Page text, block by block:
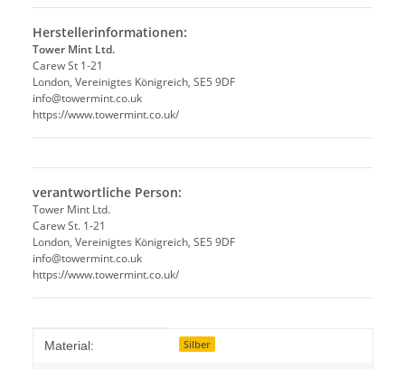
Herstellerinformationen:
Tower Mint Ltd.
Carew St 1-21
London, Vereinigtes Königreich, SE5 9DF
info@towermint.co.uk
https://www.towermint.co.uk/
verantwortliche Person:
Tower Mint Ltd.
Carew St. 1-21
London, Vereinigtes Königreich, SE5 9DF
info@towermint.co.uk
https://www.towermint.co.uk/
Produkteigenschaft
Wert
Material: Silber